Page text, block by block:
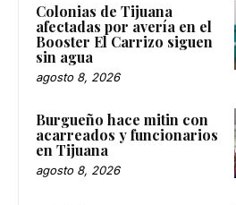
Colonias de Tijuana
afectadas por avería en el
Booster El Carrizo siguen
sin agua
agosto 8, 2026
Burgueño hace mitin con
acarreados y funcionarios
en Tijuana
agosto 8, 2026